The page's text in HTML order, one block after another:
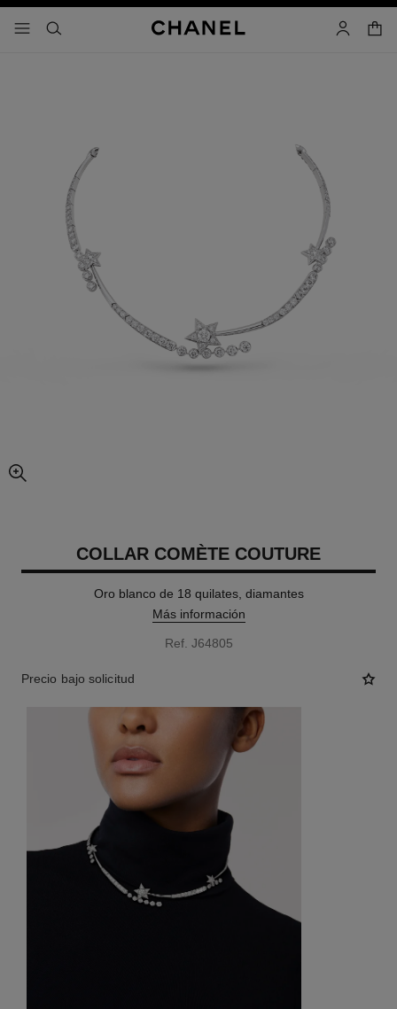
- navegación principal
buscar cuenta
imagen agrandada
COLLAR COMÈTE COUTURE
Oro blanco de 18 quilates, diamantes
Más información
Ref. J64805
Precio bajo solicitud